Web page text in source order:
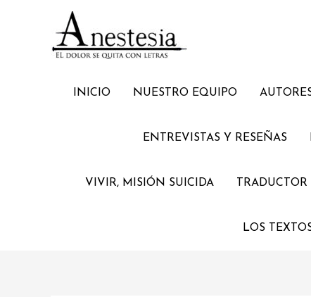
INICIO NUESTRO EQUIPO
ENTREVISTAS Y RESEÑAS
VIVIR, MISIÓN SUICIDA
LOS